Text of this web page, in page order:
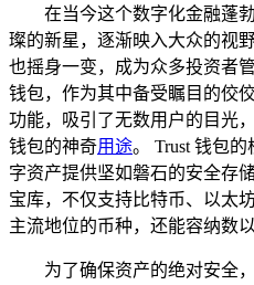
在当今这个数字化金融蓬
璨的新星，逐渐映入大众的视
也摇身一变，成为众多投资者
钱包，作为其中备受瞩目的佼
功能，吸引了无数用户的目光
钱包的神奇用途。 Trust 钱包
字资产提供坚如磐石的安全存
宝库，不仅支持比特币、以太
主流地位的币种，还能容纳数
为了确保资产的绝对安全